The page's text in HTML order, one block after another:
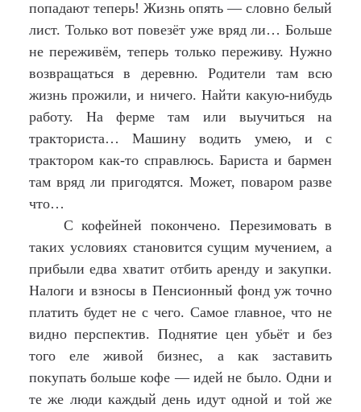
попадают теперь! Жизнь опять — словно белый
лист. Только вот повезёт уже вряд ли… Больше
не переживём, теперь только переживу. Нужно
возвращаться в деревню. Родители там всю
жизнь прожили, и ничего. Найти какую-нибудь
работу. На ферме там или выучиться на
тракториста… Машину водить умею, и с
трактором как-то справлюсь. Бариста и бармен
там вряд ли пригодятся. Может, поваром разве
что…
С кофейней покончено. Перезимовать в
таких условиях становится сущим мучением, а
прибыли едва хватит отбить аренду и закупки.
Налоги и взносы в Пенсионный фонд уж точно
платить будет не с чего. Самое главное, что не
видно перспектив. Поднятие цен убьёт и без
того еле живой бизнес, а как заставить
покупать больше кофе — идей не было. Одни и
те же люди каждый день идут одной и той же